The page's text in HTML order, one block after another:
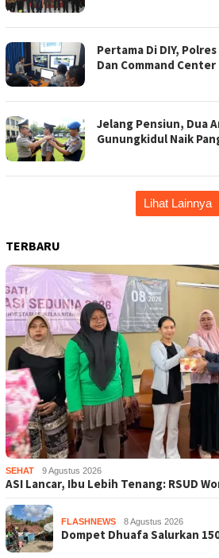
Pertama Di DIY,
Dan Command Center
Jelang Pensiun, Dua
Gunungkidul Naik
Lihat Lainnya
TERBARU
SEHAT 9 Agustus 2026
ASI Lancar, Ibu Lebih Tenang: RSUD
FLASHNEWS 8 Agustus 2026
Dompet Dhuafa Salurkan